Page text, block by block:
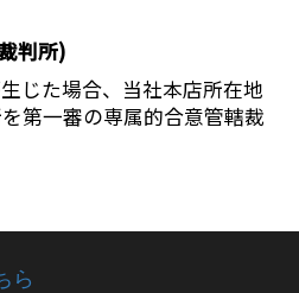
判所)
じた場合、当社本店所在地
第一審の専属的合意管轄裁
ら